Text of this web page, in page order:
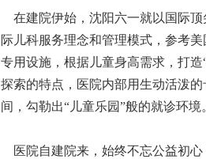
在建院伊始，沈阳六一就以国际顶
际儿科服务理念和管理模式，参考
专用设施，根据儿童身高需求，打
探索的特点，医院内部用生动活泼
间，勾勒出“儿童乐园”般的就诊环境
医院自建院来，始终不忘公益初心